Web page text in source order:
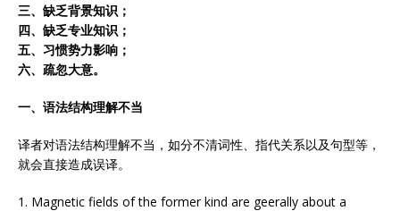
三、缺乏背景知识；
四、缺乏专业知识；
五、习惯势力影响；
六、疏忽大意。
一、语法结构理解不当
译者对语法结构理解不当，如分不清词性、指代关系以及句型等，
就会直接造成误译。
1. Magnetic fields of the former kind are geerally about a